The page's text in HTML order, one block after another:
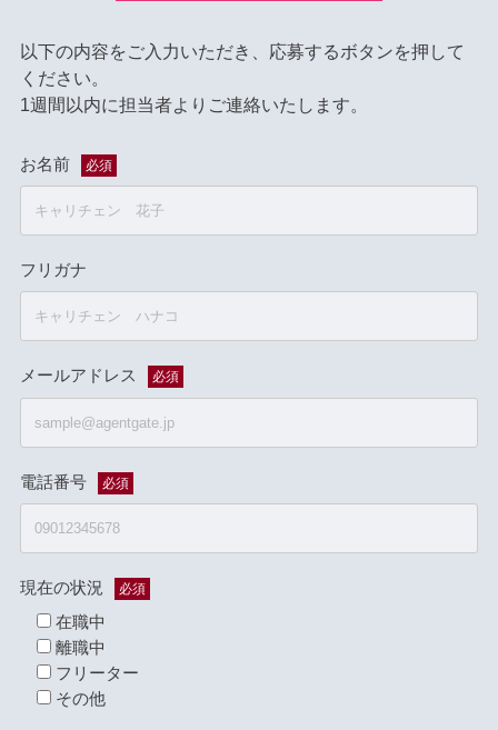
以下の内容をご入力いただき、応募するボタンを押して
ください。
1週間以内に担当者よりご連絡いたします。
お名前 必須
フリガナ
メールアドレス 必須
電話番号 必須
現在の状況 必須
在職中
離職中
フリーター
その他